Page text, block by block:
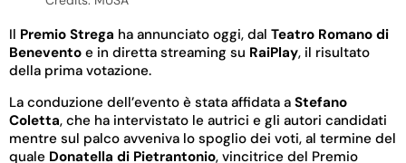
Il Premio Strega ha annunciato oggi, dal Teatro Romano di
Benevento e in diretta streaming su RaiPlay, il risultato
della prima votazione.
La conduzione dell’evento è stata affidata a Stefano
Coletta, che ha intervistato le autrici e gli autori candidati
mentre sul palco avveniva lo spoglio dei voti, al termine del
quale Donatella di Pietrantonio, vincitrice del Premio